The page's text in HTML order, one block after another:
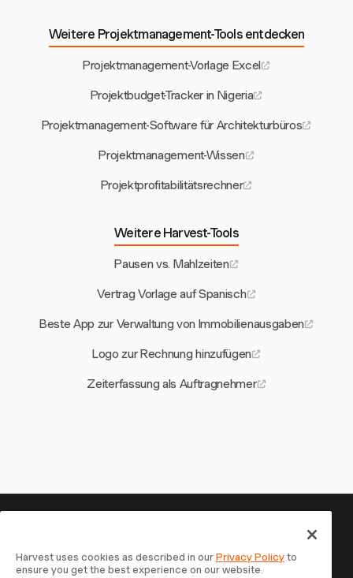
Weitere Projektmanagement-Tools entdecken
Projektmanagement-Vorlage Excel
Projektbudget-Tracker in Nigeria
Projektmanagement-Software für Architekturbüros
Projektmanagement-Wissen
Projektprofitabilitätsrechner
Weitere Harvest-Tools
Pausen vs. Mahlzeiten
Vertrag Vorlage auf Spanisch
Beste App zur Verwaltung von Immobilienausgaben
Logo zur Rechnung hinzufügen
Zeiterfassung als Auftragnehmer
Ihre Zeit verdient es, erfasst zu
werden — starten Sie jetzt
Harvest uses cookies as described in ourPrivacy Policyto
ensure you get the best experience on our website.